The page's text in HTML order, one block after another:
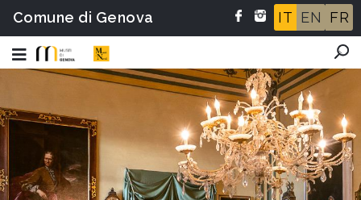
Comune di Genova IT EN FR